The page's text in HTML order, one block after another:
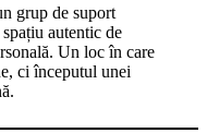
grup de suport
autentic de
Un loc în care
ci începutul unei